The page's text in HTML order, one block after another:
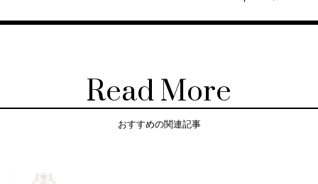
Read More
おすすめの関連記事